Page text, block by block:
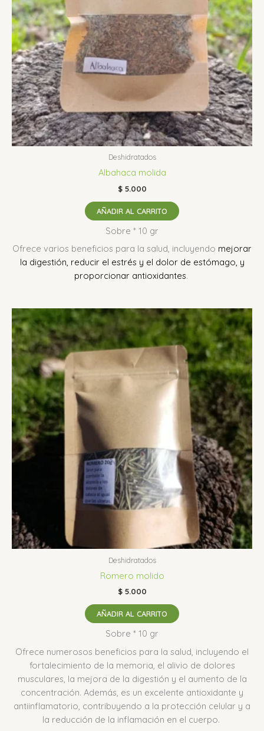
Deshidratados
Albahaca molida
$5.000
AÑADIR AL CARRITO
Sobre * 10 gr
Ofrece varios beneficios para la salud, incluyendo mejorar
la digestión, reducir el estrés y el dolor de estómago, y
proporcionar antioxidantes.
Deshidratados
Romero molido
$5.000
AÑADIR AL CARRITO
Sobre * 10 gr
Ofrece numerosos beneficios para la salud, incluyendo el
fortalecimiento de la memoria, el alivio de dolores
musculares, la mejora de la digestión y el aumento de la
concentración. Además, es un excelente antioxidante y
antiinflamatorio, contribuyendo a la protección celular y a
la reducción de la inflamación en el cuerpo.